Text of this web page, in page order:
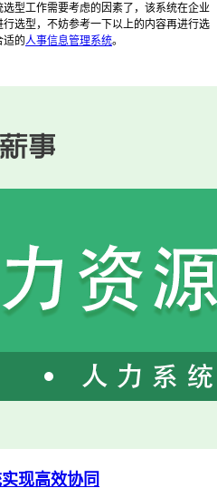
型工作需要考虑的因素了，该系统在企业
选型，不妨参考一下以上的内容再进行选
适的人事信息管理系统。
现高效协同